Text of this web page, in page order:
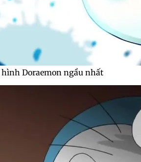
hình Doraemon ngầu nhất